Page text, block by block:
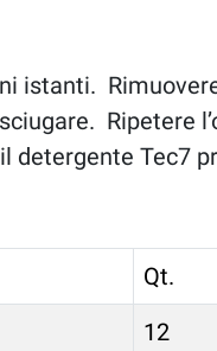
istanti.
Ripetere
detergente Tec7
Qt.
12